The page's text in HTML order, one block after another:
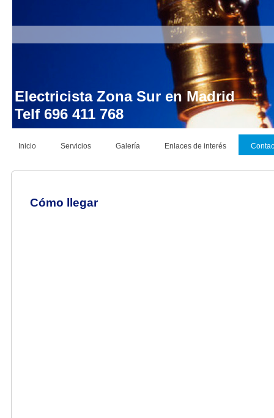
Electricista Zona Sur en Madrid
Telf 696 411 768
Inicio Servicios Galería Enlaces de interés
Cómo llegar